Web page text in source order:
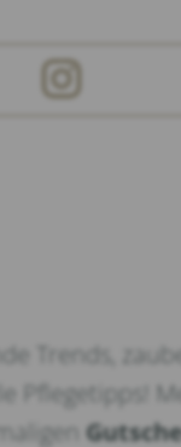
Trends,
Pflegetipps!